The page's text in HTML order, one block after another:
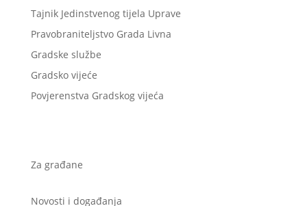
Tajnik Jedinstvenog tijela Uprave
Pravobraniteljstvo Grada Livna
Gradske službe
Gradsko vijeće
Povjerenstva Gradskog vijeća
Za građane
Novosti i događanja